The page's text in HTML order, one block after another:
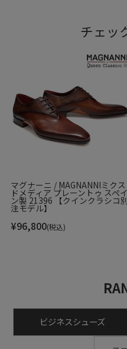
チェッ
マグナーニ / MAGNANNIミクス
ドメディア プレーントゥ スペイ
ン製 21396 【クインクラシコ別
注モデル】
¥96,800(税込)
ビジネスシューズ